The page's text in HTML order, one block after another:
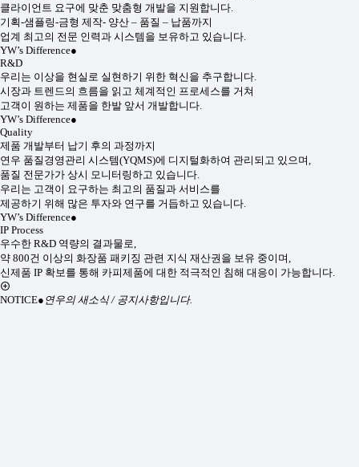
클라이언트 요구에 맞춘 맞춤형 개발을 지원합니다.
기획-샘플링-금형 제작- 양산 – 품질 – 납품까지
업계 최고의 전문 인력과 시스템을 보유하고 있습니다.
YW’s Difference●
R&D
우리는 이상을 현실로 실현하기 위한 혁신을 추구합니다.
시장과 트렌드의 흐름을 읽고 체계적인 프로세스를 거쳐
고객이 원하는 제품을 한발 앞서 개발합니다.
YW’s Difference●
Quality
제품 개발부터 납기 후의 과정까지
연우 품질경영관리 시스템(YQMS)에 디지털화하여 관리되고 있으며,
품질 전문가가 상시 모니터링하고 있습니다.
우리는 고객이 요구하는 최고의 품질과 서비스를
제공하기 위해 많은 투자와 연구를 거듭하고 있습니다.
YW’s Difference●
IP Process
우수한 R&D 역량의 결과물로,
약 800건 이상의 화장품 패키징 관련 지식 재산권을 보유 중이며,
신제품 IP 확보를 통해 카피제품에 대한 적극적인 침해 대응이 가능합니다.
NOTICE● 연우의 새소식 / 공지사항입니다.